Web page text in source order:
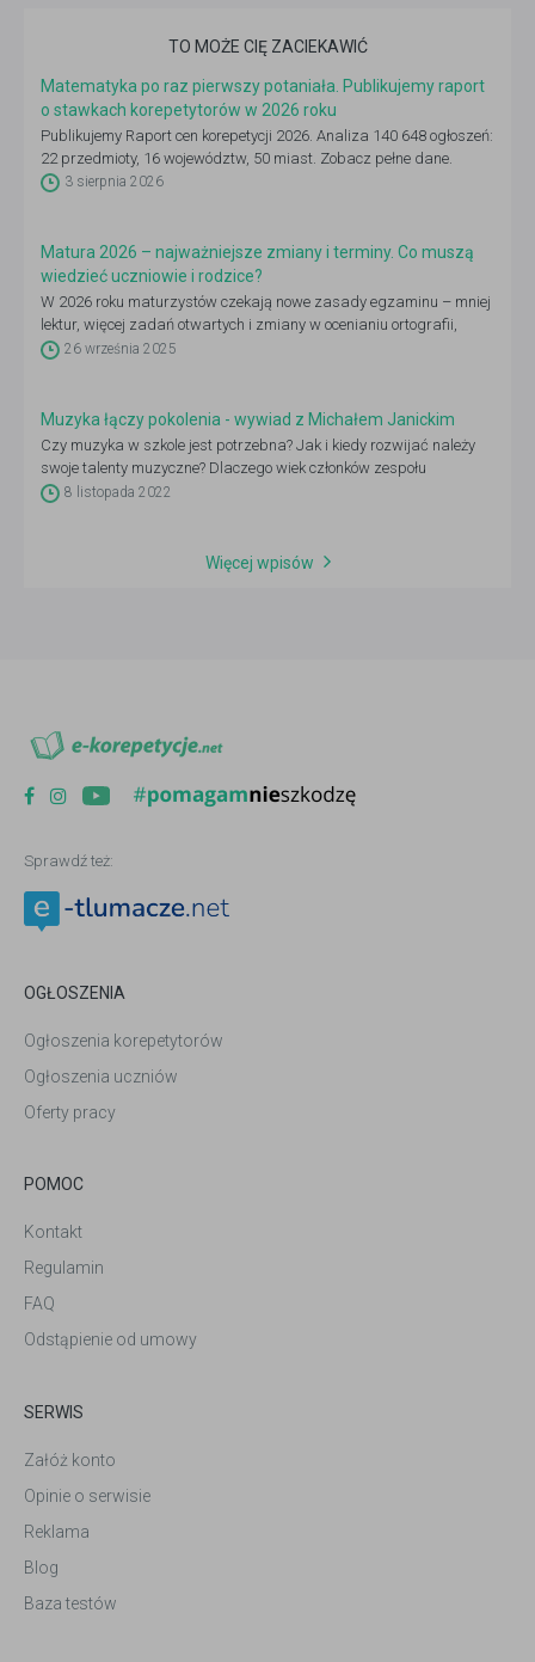
TO MOŻE CIĘ ZACIEKAWIĆ
Matematyka po raz pierwszy potaniała. Publikujemy raport
o stawkach korepetytorów w 2026 roku
Publikujemy Raport cen korepetycji 2026. Analiza 140 648 ogłoszeń:
22 przedmioty, 16 województw, 50 miast. Zobacz pełne dane.
3 sierpnia 2026
Matura 2026 – najważniejsze zmiany i terminy. Co muszą
wiedzieć uczniowie i rodzice?
W 2026 roku maturzystów czekają nowe zasady egzaminu – mniej
lektur, więcej zadań otwartych i zmiany w ocenianiu ortografii,
dlatego warto już dziś sprawdzić, co się zmieni i jak dobrze się
26 września 2025
Muzyka łączy pokolenia - wywiad z Michałem Janickim
Czy muzyka w szkole jest potrzebna? Jak i kiedy rozwijać należy
swoje talenty muzyczne? Dlaczego wiek członków zespołu
muzycznego nie ma znaczenia? O pasji i miłości do muzyki, która
zespołu rockowego „Krew, Pot i Łzy”.
8 listopada 2022
Więcej wpisów
Sprawdź też:
OGŁOSZENIA
Ogłoszenia korepetytorów
Ogłoszenia uczniów
Oferty pracy
POMOC
Kontakt
Regulamin
FAQ
Odstąpienie od umowy
SERWIS
Załóż konto
Opinie o serwisie
Reklama
Blog
Baza testów